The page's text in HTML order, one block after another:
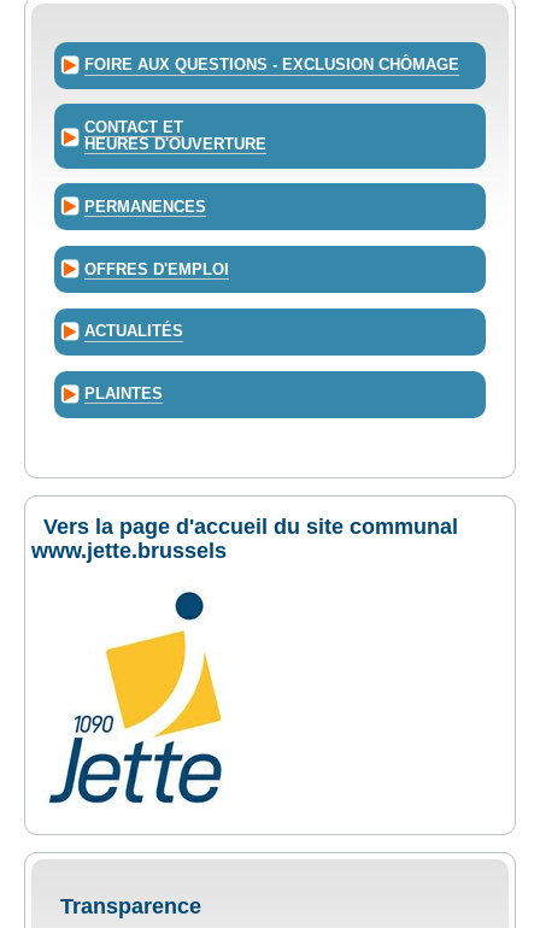
FOIRE AUX QUESTIONS - EXCLUSION CHÔMAGE
CONTACT ET
HEURES D'OUVERTURE
PERMANENCES
OFFRES D'EMPLOI
ACTUALITÉS
PLAINTES
Vers la page d'accueil du site communal
www.jette.brussels
Transparence